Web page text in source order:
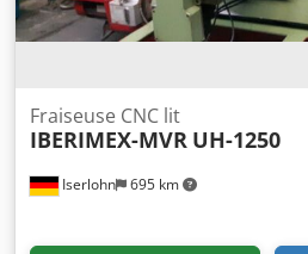
Iserlohn 695 km
Fraiseuse CNC lit
IBERIMEX-MVR UH-1250